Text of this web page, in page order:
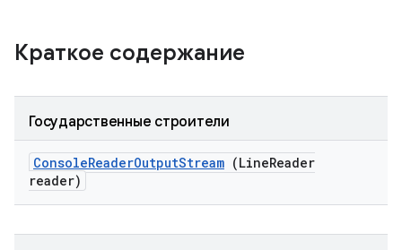
Краткое содержание
Государственные строители
ConsoleReaderOutputStream (LineReader
reader)